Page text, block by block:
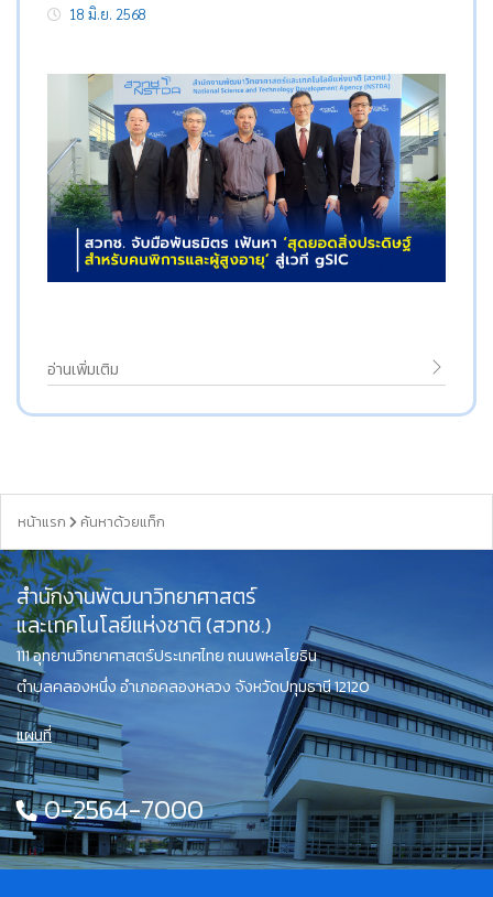
18 มิ.ย. 2568
อ่านเพิ่มเติม
หน้าแรก ค้นหาด้วยแท็ก
สำนักงานพัฒนาวิทยาศาสตร์
และเทคโนโลยีแห่งชาติ (สวทช.)
111 อุทยานวิทยาศาสตร์ประเทศไทย ถนนพหลโยธิน
ตำบลคลองหนึ่ง อำเภอคลองหลวง จังหวัดปทุมธานี 12120
แผนที่
0-2564-7000